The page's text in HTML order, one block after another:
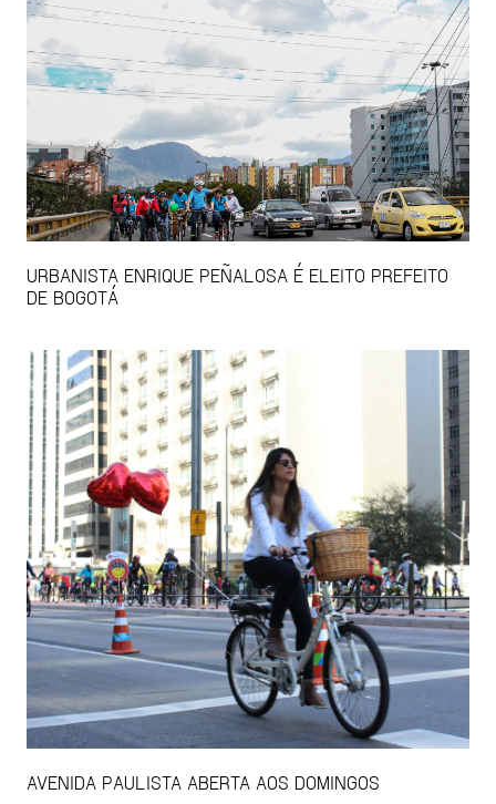
URBANISTA ENRIQUE PEÑALOSA É ELEITO PREFEITO
DE BOGOTÁ
AVENIDA PAULISTA ABERTA AOS DOMINGOS